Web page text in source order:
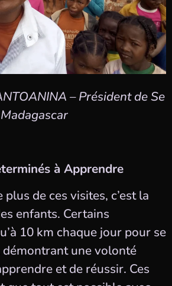
– Président de Se
à Apprendre
de ces visites, c’est la
enfants. Certains
10 km chaque jour pour se
démontrant une volonté
et de réussir. Ces